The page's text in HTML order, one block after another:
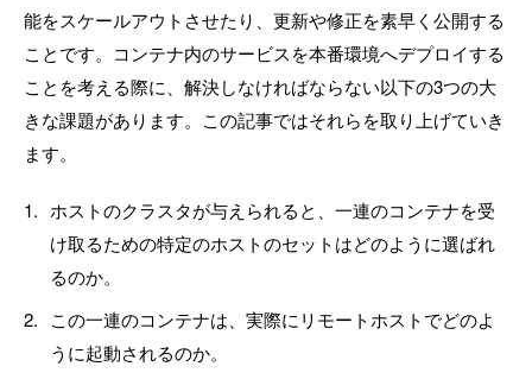
能をスケールアウトさせたり、更新や修正を素早く公開する
ことです。コンテナ内のサービスを本番環境へデプロイする
ことを考える際に、解決しなければならない以下の3つの大
きな課題があります。この記事ではそれらを取り上げていき
ます。
ホストのクラスタが与えられると、一連のコンテナを受
け取るための特定のホストのセットはどのように選ばれ
るのか。
この一連のコンテナは、実際にリモートホストでどのよ
うに起動されるのか。